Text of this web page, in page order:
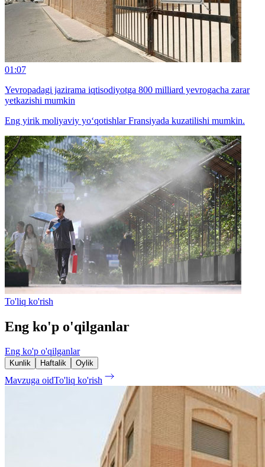
01:07
Yevropadagi jazirama iqtisodiyotga 800 milliard yevrogacha zarar
yetkazishi mumkin
Eng yirik moliyaviy yo‘qotishlar Fransiyada kuzatilishi mumkin.
To'liq ko'rish
Eng ko'p o'qilganlar
Eng ko'p o'qilganlar
Kunlik Haftalik Oylik
Mavzuga oidTo'liq ko'rish